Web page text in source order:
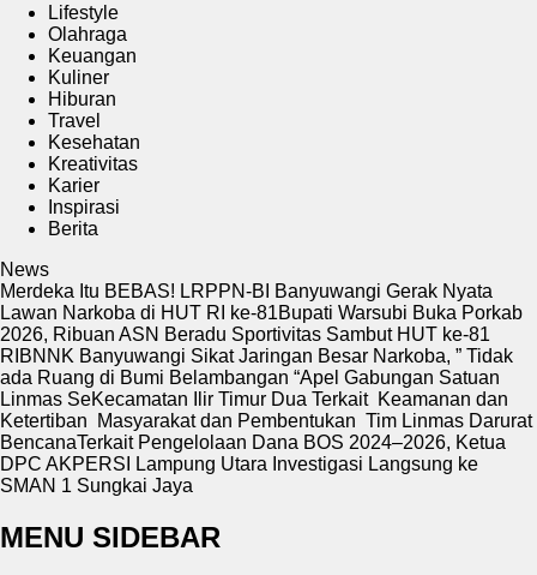
Lifestyle
Olahraga
Keuangan
Kuliner
Hiburan
Travel
Kesehatan
Kreativitas
Karier
Inspirasi
Berita
News
Merdeka Itu BEBAS! LRPPN-BI Banyuwangi Gerak Nyata
Lawan Narkoba di HUT RI ke-81Bupati Warsubi Buka Porkab
2026, Ribuan ASN Beradu Sportivitas Sambut HUT ke-81
RI BNNK Banyuwangi Sikat Jaringan Besar Narkoba, ” Tidak
ada Ruang di Bumi Belambangan “Apel Gabungan Satuan
Linmas SeKecamatan Ilir Timur Dua Terkait Keamanan dan
Ketertiban Masyarakat dan Pembentukan Tim Linmas Darurat
BencanaTerkait Pengelolaan Dana BOS 2024–2026, Ketua
DPC AKPERSI Lampung Utara Investigasi Langsung ke
SMAN 1 Sungkai Jaya
MENU SIDEBAR